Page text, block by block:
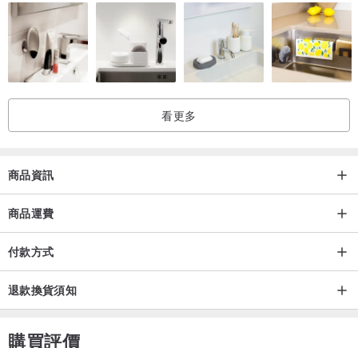
每一道細膩的木紋、每一分沉穩的色澤，都是為了讓您的家更添一分
設計感與溫馨氛圍。
無論是掛在客廳的主牆、點綴臥室的寧靜，或是安放在書房的一角，
看更多
商品資訊
商品運費
付款方式
退款換貨須知
購買評價